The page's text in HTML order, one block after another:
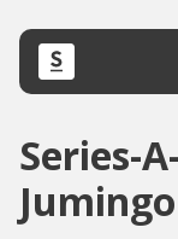
Series-
Jumingo